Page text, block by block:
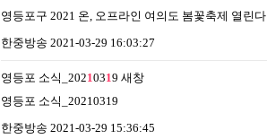
영등포구 2021 온, 오프라인 여의도 봄꽃축제 열린다
한중방송 2021-03-29 16:03:27
영등포 소식_20210319 새창
영등포 소식_20210319
한중방송 2021-03-29 15:36:45